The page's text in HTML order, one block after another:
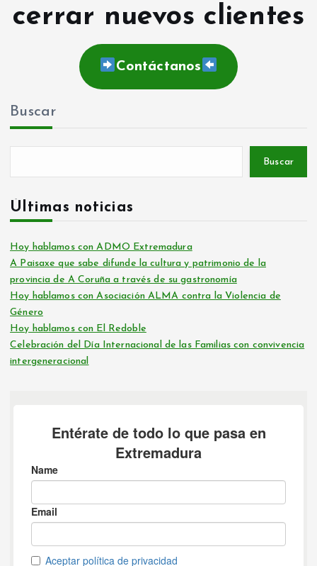
cerrar nuevos clientes
Contáctanos
Buscar
Buscar
Últimas noticias
Hoy hablamos con ADMO Extremadura
A Paisaxe que sabe difunde la cultura y patrimonio de la
provincia de A Coruña a través de su gastronomía
Hoy hablamos con Asociación ALMA contra la Violencia de
Género
Hoy hablamos con El Redoble
Celebración del Día Internacional de las Familias con convivencia
intergeneracional